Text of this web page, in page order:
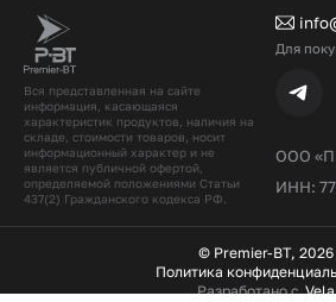
Вся представленная на сайте
информация, касающаяся
характеристик продуктов, наличия на
складе, стоимости товаров, носит
информационный характер и не
является публичной офертой,
определяемой положениями Статьи
437(2) Гражданского кодекcа РФ.
ООО
ИНН:
Для
© Premier-BT, 2026
Политика
Разработано с Vela